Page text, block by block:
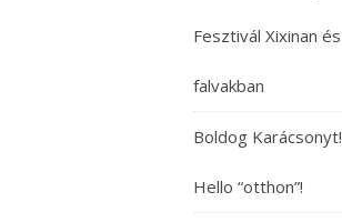
Fesztivál Xixinan
falvakban
Boldog
Hello “otthon”!